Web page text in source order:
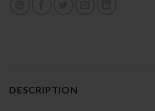
DESCRIPTION